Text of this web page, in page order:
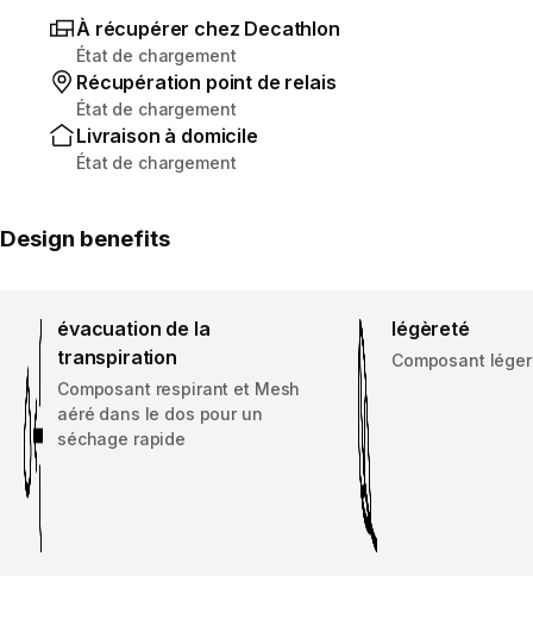
À récupérer chez Decathlon
État de chargement
Récupération point de relais
État de chargement
Livraison à domicile
État de chargement
Design benefits
évacuation de la
transpiration
Composant respirant et Mesh
aéré dans le dos pour un
séchage rapide
légèreté
Composant